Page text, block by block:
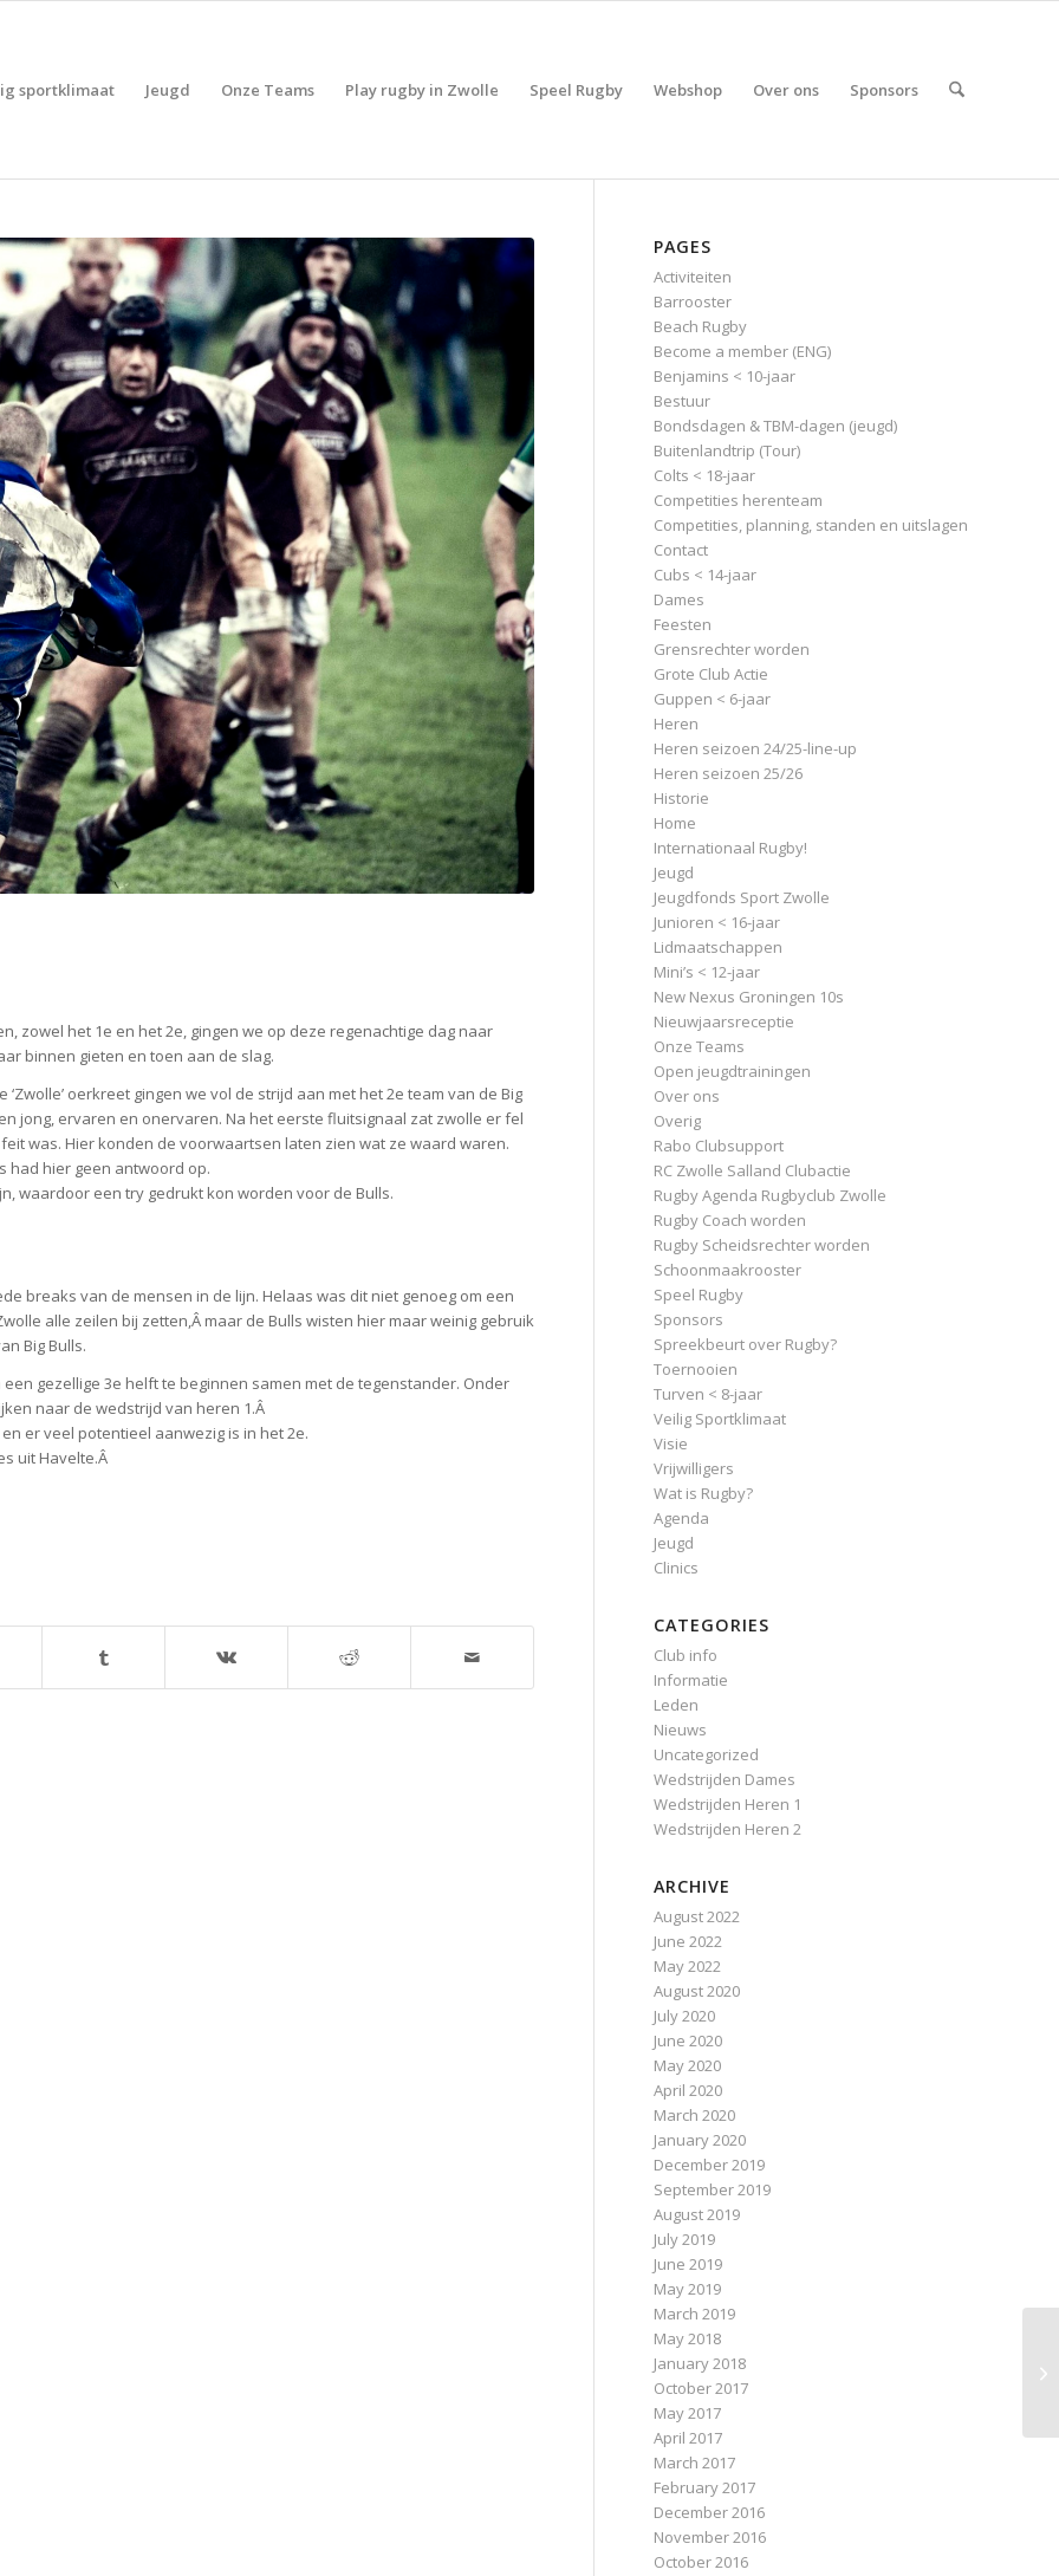
sportklimaat Jeugd Onze Teams Play rugby in Zwolle Speel Rugby Webshop Over ons Sponsors
zowel het 1e en het 2e, gingen we op deze regenachtige dag naar
binnen gieten en toen aan de slag.
oerkreet gingen we vol de strijd aan met het 2e team van de Big
jong, ervaren en onervaren. Na het eerste fluitsignaal zat zwolle er fel
was. Hier konden de voorwaartsen laten zien wat ze waard waren.
had hier geen antwoord op.
waardoor een try gedrukt kon worden voor de Bulls.
breaks van de mensen in de lijn. Helaas was dit niet genoeg om een
alle zeilen bij zetten,Â maar de Bulls wisten hier maar weinig gebruik
Big Bulls.
gezellige 3e helft te beginnen samen met de tegenstander. Onder
naar de wedstrijd van heren 1.Â
er veel potentieel aanwezig is in het 2e.
uit Havelte.Â
PAGES
Activiteiten
Barrooster
Beach Rugby
Become a member (ENG)
Benjamins < 10-jaar
Bestuur
Bondsdagen & TBM-dagen (jeugd)
Buitenlandtrip (Tour)
Colts < 18-jaar
Competities herenteam
Competities, planning, standen en uitslagen
Contact
Cubs < 14-jaar
Dames
Feesten
Grensrechter worden
Grote Club Actie
Guppen < 6-jaar
Heren
Heren seizoen 24/25-line-up
Heren seizoen 25/26
Historie
Home
Internationaal Rugby!
Jeugd
Jeugdfonds Sport Zwolle
Junioren < 16-jaar
Lidmaatschappen
Mini’s < 12-jaar
New Nexus Groningen 10s
Nieuwjaarsreceptie
Onze Teams
Open jeugdtrainingen
Over ons
Overig
Rabo Clubsupport
RC Zwolle Salland Clubactie
Rugby Agenda Rugbyclub Zwolle
Rugby Coach worden
Rugby Scheidsrechter worden
Schoonmaakrooster
Speel Rugby
Sponsors
Spreekbeurt over Rugby?
Toernooien
Turven < 8-jaar
Veilig Sportklimaat
Visie
Vrijwilligers
Wat is Rugby?
Agenda
Jeugd
Clinics
CATEGORIES
Club info
Informatie
Leden
Nieuws
Uncategorized
Wedstrijden Dames
Wedstrijden Heren 1
Wedstrijden Heren 2
ARCHIVE
August 2022
June 2022
May 2022
August 2020
July 2020
June 2020
May 2020
April 2020
March 2020
January 2020
December 2019
September 2019
August 2019
July 2019
June 2019
May 2019
March 2019
May 2018
January 2018
October 2017
May 2017
April 2017
March 2017
February 2017
December 2016
November 2016
October 2016